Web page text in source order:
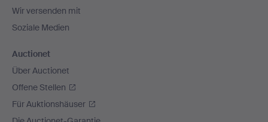
Wir versenden mit
Soziale Medien
Auctionet
Über Auctionet
Offene Stellen
Für Auktionshäuser